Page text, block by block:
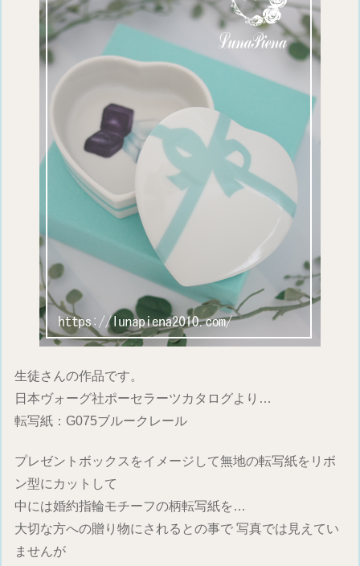
生徒さんの作品です。
日本ヴォーグ社ポーセラーツカタログより…
転写紙：G075ブルークレール
プレゼントボックスをイメージして無地の転写紙をリボ
ン型にカットして
中には婚約指輪モチーフの柄転写紙を…
大切な方への贈り物にされるとの事で 写真では見えてい
ませんが